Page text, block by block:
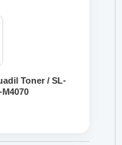
Toner / SL-